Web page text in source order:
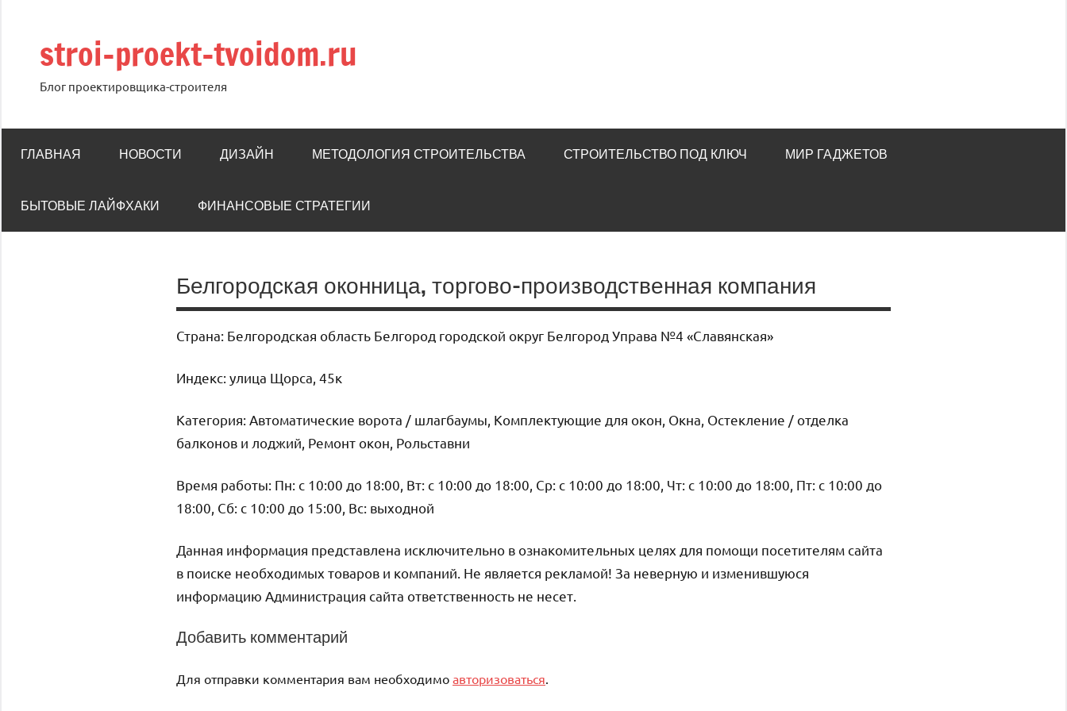
содержимому
stroi-proekt-tvoidom.ru
Блог проектировщика-строителя
ГЛАВНАЯ НОВОСТИ ДИЗАЙН МЕТОДОЛОГИЯ СТРОИТЕЛЬСТВА СТРОИТЕЛЬСТВО ПОД КЛЮЧ МИР ГАДЖЕТОВ
БЫТОВЫЕ ЛАЙФХАКИ ФИНАНСОВЫЕ СТРАТЕГИИ
Белгородская оконница, торгово-производственная компания
Страна: Белгородская область Белгород городской округ Белгород Управа №4 «Славянская»
Индекс: улица Щорса, 45к
Категория: Автоматические ворота / шлагбаумы, Комплектующие для окон, Окна, Остекление / отделка
балконов и лоджий, Ремонт окон, Рольставни
Время работы: Пн: с 10:00 до 18:00, Вт: с 10:00 до 18:00, Ср: с 10:00 до 18:00, Чт: с 10:00 до 18:00, Пт: с 10:00 до
18:00, Сб: с 10:00 до 15:00, Вс: выходной
Данная информация представлена исключительно в ознакомительных целях для помощи посетителям сайта
в поиске необходимых товаров и компаний. Не является рекламой! За неверную и изменившуюся
информацию Администрация сайта ответственность не несет.
Добавить комментарий
Для отправки комментария вам необходимо авторизоваться